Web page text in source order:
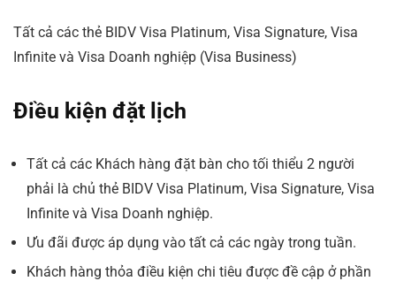
Tất cả các thẻ BIDV Visa Platinum, Visa Signature, Visa
Infinite và Visa Doanh nghiệp (Visa Business)
Điều kiện đặt lịch
Tất cả các Khách hàng đặt bàn cho tối thiểu 2 người
phải là chủ thẻ BIDV Visa Platinum, Visa Signature, Visa
Infinite và Visa Doanh nghiệp.
Ưu đãi được áp dụng vào tất cả các ngày trong tuần.
Khách hàng thỏa điều kiện chi tiêu được đề cập ở phần